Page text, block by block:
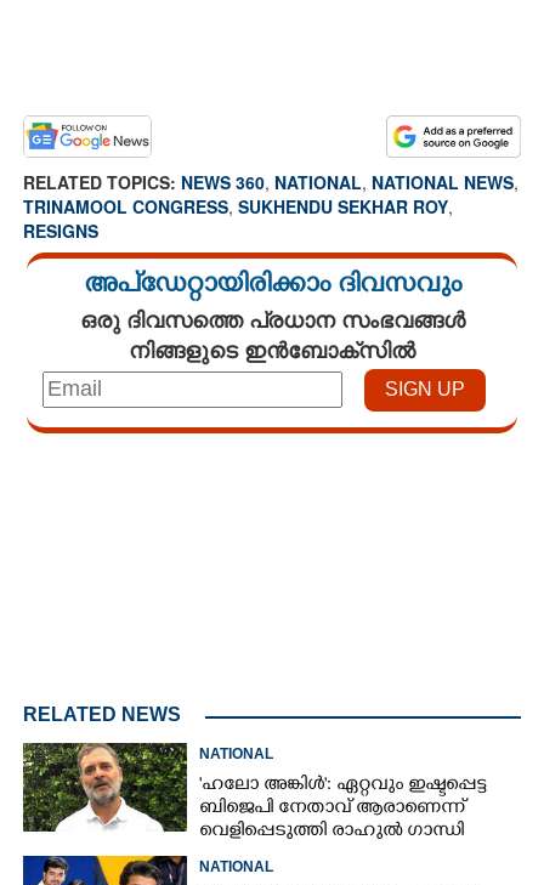
RELATED TOPICS: NEWS 360, NATIONAL, NATIONAL NEWS,
TRINAMOOL CONGRESS, SUKHENDU SEKHAR ROY,
RESIGNS
അപ്ഡേറ്റായിരിക്കാം ദിവസവും
ഒരു ദിവസത്തെ പ്രധാന സംഭവങ്ങൾ
നിങ്ങളുടെ ഇൻബോക്സിൽ
RELATED NEWS
NATIONAL
'ഹലോ അങ്കിൾ': ഏറ്റവും ഇഷ്ടപ്പെട്ട
ബിജെപി നേതാവ് ആരാണെന്ന്
വെളിപ്പെടുത്തി രാഹുൽ ഗാന്ധി
NATIONAL